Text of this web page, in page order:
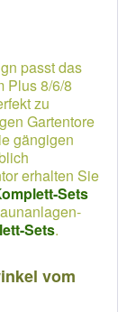
passt das
Plus 8/6/8
zu
Gartentore
gängigen
erhalten Sie
Sets
Sets.
vom